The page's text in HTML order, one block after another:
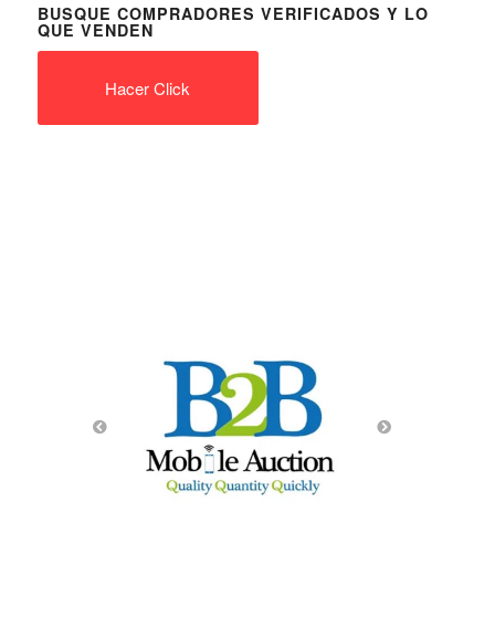
BUSQUE COMPRADORES VERIFICADOS Y LO
QUE VENDEN
Hacer Click